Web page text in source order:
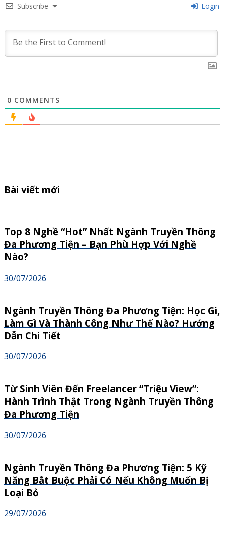
Subscribe Login
0 COMMENTS
Bài viết mới
Top 8 Nghề “Hot” Nhất Ngành Truyền Thông
Đa Phương Tiện – Bạn Phù Hợp Với Nghề
Nào?
30/07/2026
Ngành Truyền Thông Đa Phương Tiện: Học Gì,
Làm Gì Và Thành Công Như Thế Nào? Hướng
Dẫn Chi Tiết
30/07/2026
Từ Sinh Viên Đến Freelancer “Triệu View”:
Hành Trình Thật Trong Ngành Truyền Thông
Đa Phương Tiện
30/07/2026
Ngành Truyền Thông Đa Phương Tiện: 5 Kỹ
Năng Bắt Buộc Phải Có Nếu Không Muốn Bị
Loại Bỏ
29/07/2026